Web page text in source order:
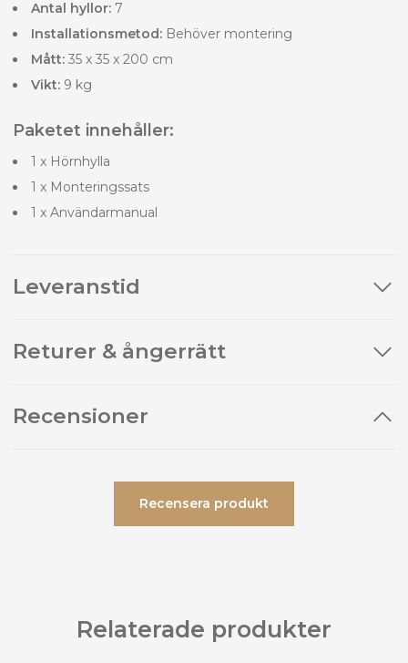
Antal hyllor: 7
Installationsmetod: Behöver montering
Mått: 35 x 35 x 200 cm
Vikt: 9 kg
Paketet innehåller:
1 x Hörnhylla
1 x Monteringssats
1 x Användarmanual
Leveranstid
Returer & ångerrätt
Recensioner
Recensera produkt
Relaterade produkter